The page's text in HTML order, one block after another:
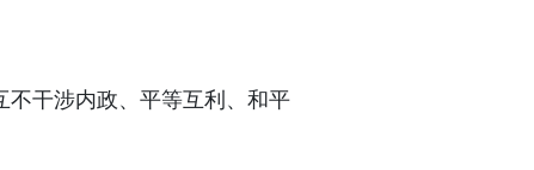
不干涉内政、平等互利、和平